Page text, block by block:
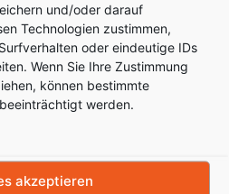
und/oder darauf
Technologien zustimmen,
oder eindeutige IDs
Wenn Sie Ihre Zustimmung
können bestimmte
werden.
akzeptieren
Cal
4
Karlsruhe
/ 57053850
Freitag:
Vereinbarung